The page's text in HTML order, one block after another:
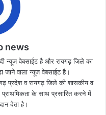
news
वेबसाईट है और रायगढ़ जिले का
जाने वाला न्यूज वेबसाईट है।
व रायगढ़ जिले की शासकीय व
के साथ प्रसारित करने में
देता है।